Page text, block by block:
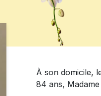
À son domicile,
84 ans, Madame